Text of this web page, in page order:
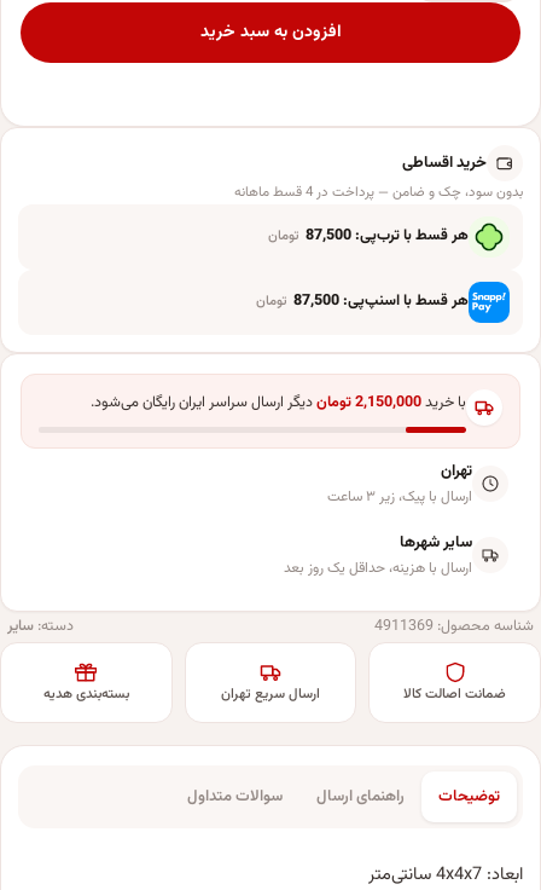
افزودن به سبد خرید
خرید اقساطی
بدون سود، چک و ضامن — پرداخت در 4 قسط ماهانه
هر قسط با ترب‌پی:87,500 تومان
هر قسط با اسنپ‌پی:87,500 تومان
با خرید2,150,000توماندیگر ارسال سراسر ایران رایگان می‌شود.
تهران
ارسال با پیک، زیر ۳ ساعت
سایر شهرها
ارسال با هزینه، حداقل یک روز بعد
شناسه محصول: 4911369 دسته: سایر
ضمانت اصالت کالا ارسال سریع تهران بسته‌بندی هدیه
توضیحات راهنمای ارسال سوالات متداول
ابعاد: 4x4x7 سانتی‌متر